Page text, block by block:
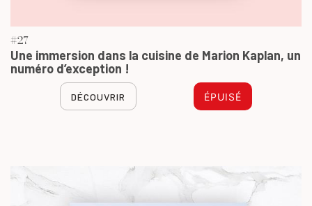
#27
Une immersion dans la cuisine de Marion Kaplan, un
numéro d’exception !
DÉCOUVRIR ÉPUISÉ